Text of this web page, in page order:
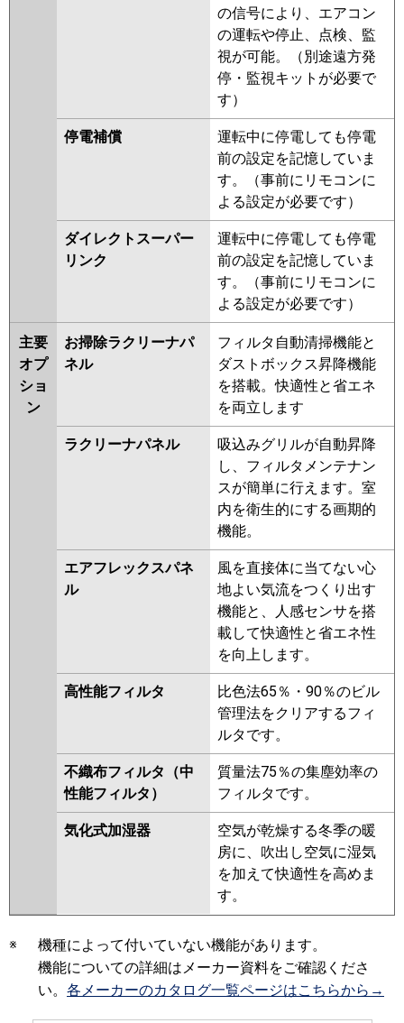
の信号により、エアコン
の運転や停止、点検、監
視が可能。（別途遠方発
停・監視キットが必要で
す）
停電補償
運転中に停電しても停電
前の設定を記憶していま
す。（事前にリモコンに
よる設定が必要です）
ダイレクトスーパー
リンク
運転中に停電しても停電
前の設定を記憶していま
す。（事前にリモコンに
よる設定が必要です）
主要
オプ
ショ
ン
お掃除ラクリーナパ
ネル
フィルタ自動清掃機能と
ダストボックス昇降機能
を搭載。快適性と省エネ
を両立します
ラクリーナパネル
吸込みグリルが自動昇降
し、フィルタメンテナン
スが簡単に行えます。室
内を衛生的にする画期的
機能。
エアフレックスパネ
ル
風を直接体に当てない心
地よい気流をつくり出す
機能と、人感センサを搭
載して快適性と省エネ性
を向上します。
高性能フィルタ
比色法65％・90％のビル
管理法をクリアするフィ
ルタです。
不織布フィルタ（中
性能フィルタ）
質量法75％の集塵効率の
フィルタです。
気化式加湿器
空気が乾燥する冬季の暖
房に、吹出し空気に湿気
を加えて快適性を高めま
す。
※
機種によって付いていない機能があります。
機能についての詳細はメーカー資料をご確認くださ
い。 各メーカーのカタログ一覧ページはこちらから→